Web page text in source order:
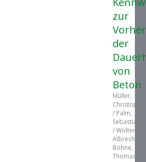
zur
der
von
Beton
Müller,
Christoph
/ Palm,
Sebastian
/ Wolter,
Albrecht /
Bohne,
Thomas